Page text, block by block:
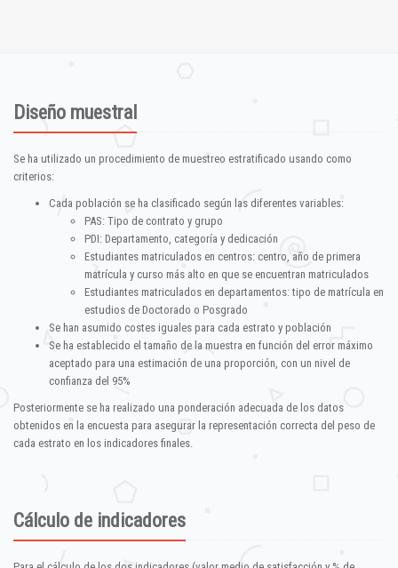
Diseño muestral
Se ha utilizado un procedimiento de muestreo estratificado usando como
criterios:
Cada población se ha clasificado según las diferentes variables:
PAS: Tipo de contrato y grupo
PDI: Departamento, categoría y dedicación
Estudiantes matriculados en centros: centro, año de primera
matrícula y curso más alto en que se encuentran matriculados
Estudiantes matriculados en departamentos: tipo de matrícula en
estudios de Doctorado o Posgrado
Se han asumido costes iguales para cada estrato y población
Se ha establecido el tamaño de la muestra en función del error máximo
aceptado para una estimación de una proporción, con un nivel de
confianza del 95%
Posteriormente se ha realizado una ponderación adecuada de los datos
obtenidos en la encuesta para asegurar la representación correcta del peso de
cada estrato en los indicadores finales.
Cálculo de indicadores